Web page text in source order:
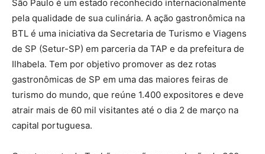
São Paulo é um estado reconhecido internacionalmente
pela qualidade de sua culinária. A ação gastronômica na
BTL é uma iniciativa da Secretaria de Turismo e Viagens
de SP (Setur-SP) em parceria da TAP e da prefeitura de
Ilhabela. Tem por objetivo promover as dez rotas
gastronômicas de SP em uma das maiores feiras de
turismo do mundo, que reúne 1.400 expositores e deve
atrair mais de 60 mil visitantes até o dia 2 de março na
capital portuguesa.